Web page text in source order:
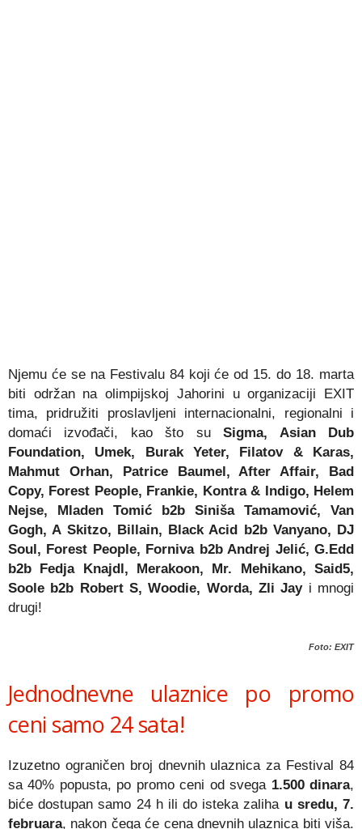
Njemu će se na Festivalu 84 koji će od 15. do 18. marta
biti održan na olimpijskoj Jahorini u organizaciji EXIT
tima, pridružiti proslavljeni internacionalni, regionalni i
domaći izvođači, kao što suSigma, Asian Dub
Foundation, Umek, Burak Yeter, Filatov & Karas,
Mahmut Orhan, Patrice Baumel, After Affair, Bad
Copy, Forest People, Frankie, Kontra & Indigo, Helem
Nejse, Mladen Tomić b2b Siniša Tamamović, Van
Gogh, A Skitzo, Billain, Black Acid b2b Vanyano, DJ
Soul, Forest People, Forniva b2b Andrej Jelić, G.Edd
b2b Fedja Knajdl, Merakoon, Mr. Mehikano, Said5,
Soole b2b Robert S, Woodie, Worda, Zli Jayi mnogi
drugi!
Foto: EXIT
Jednodnevne ulaznice po promo
ceni samo 24 sata!
Izuzetno ograničen broj dnevnih ulaznica za Festival 84
sa 40% popusta, po promo ceni od svega 1.500 dinara,
biće dostupan samo 24 h ili do isteka zaliha u sredu, 7.
februara, nakon čega će cena dnevnih ulaznica biti viša.